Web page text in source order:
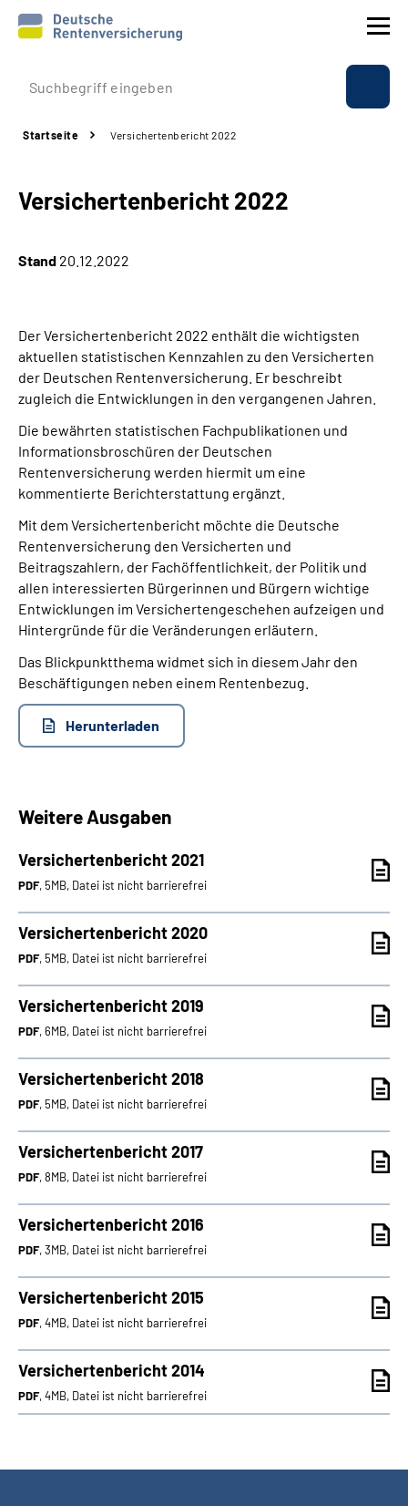
Prävention
Rente
Beratung & Kontakt
Über uns & Presse
Online-Services
Suche
Language
Inhalte in Gebärdensprache (DGS)
Leichte Sprache
Mein Kundenportal
Startseite Versichertenbericht 2022
Versichertenbericht 2022
Stand 20.12.2022
Der Versichertenbericht 2022 enthält die wichtigsten
aktuellen statistischen Kennzahlen zu den Versicherten
der Deutschen Rentenversicherung. Er beschreibt
zugleich die Entwicklungen in den vergangenen Jahren.
Die bewährten statistischen Fachpublikationen und
Informationsbroschüren der Deutschen
Rentenversicherung werden hiermit um eine
kommentierte Berichterstattung ergänzt.
Mit dem Versichertenbericht möchte die Deutsche
Rentenversicherung den Versicherten und
Beitragszahlern, der Fachöffentlichkeit, der Politik und
allen interessierten Bürgerinnen und Bürgern wichtige
Entwicklungen im Versichertengeschehen aufzeigen und
Hintergründe für die Veränderungen erläutern.
Das Blickpunktthema widmet sich in diesem Jahr den
Beschäftigungen neben einem Rentenbezug.
Herunterladen
Weitere Ausgaben
Versichertenbericht 2021
PDF, 5MB, Datei ist nicht barrierefrei
Versichertenbericht 2020
PDF, 5MB, Datei ist nicht barrierefrei
Versichertenbericht 2019
PDF, 6MB, Datei ist nicht barrierefrei
Versichertenbericht 2018
PDF, 5MB, Datei ist nicht barrierefrei
Versichertenbericht 2017
PDF, 8MB, Datei ist nicht barrierefrei
Versichertenbericht 2016
PDF, 3MB, Datei ist nicht barrierefrei
Versichertenbericht 2015
PDF, 4MB, Datei ist nicht barrierefrei
Versichertenbericht 2014
PDF, 4MB, Datei ist nicht barrierefrei